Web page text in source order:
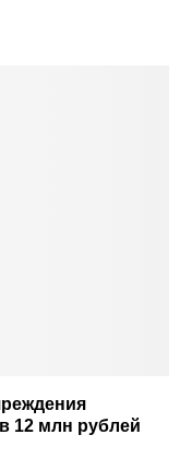
12 млн рублей